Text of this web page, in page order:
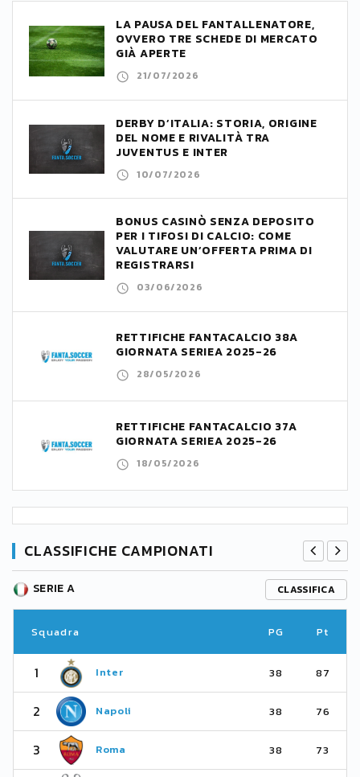
LA PAUSA DEL FANTALLENATORE,
OVVERO TRE SCHEDE DI MERCATO
GIÀ APERTE
21/07/2026
DERBY D’ITALIA: STORIA, ORIGINE
DEL NOME E RIVALITÀ TRA
JUVENTUS E INTER
10/07/2026
BONUS CASINÒ SENZA DEPOSITO
PER I TIFOSI DI CALCIO: COME
VALUTARE UN’OFFERTA PRIMA DI
REGISTRARSI
03/06/2026
RETTIFICHE FANTACALCIO 38A
GIORNATA SERIEA 2025-26
28/05/2026
RETTIFICHE FANTACALCIO 37A
GIORNATA SERIEA 2025-26
18/05/2026
CLASSIFICHE CAMPIONATI
SERIE A CLASSIFICA
Squadra PG Pt
1 Inter 38 87
2 Napoli 38 76
3 Roma 38 73